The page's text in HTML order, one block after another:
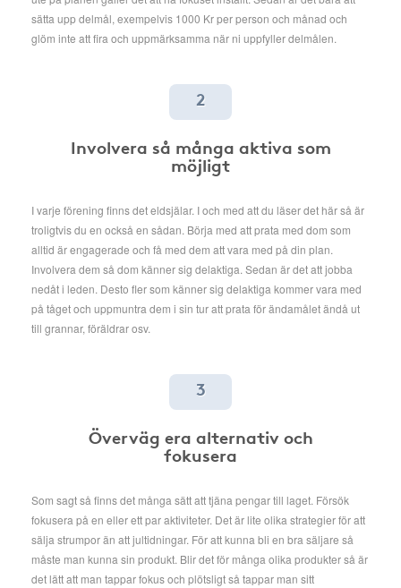
sätta upp delmål, exempelvis 1000 Kr per person och månad och
glöm inte att fira och uppmärksamma när ni uppfyller delmålen.
2
Involvera så många aktiva som
möjligt
I varje förening finns det eldsjälar. I och med att du läser det här så är
troligtvis du en också en sådan. Börja med att prata med dom som
alltid är engagerade och få med dem att vara med på din plan.
Involvera dem så dom känner sig delaktiga. Sedan är det att jobba
nedåt i leden. Desto fler som känner sig delaktiga kommer vara med
på tåget och uppmuntra dem i sin tur att prata för ändamålet ändå ut
till grannar, föräldrar osv.
3
Överväg era alternativ och
fokusera
Som sagt så finns det många sätt att tjäna pengar till laget. Försök
fokusera på en eller ett par aktiviteter. Det är lite olika strategier för att
sälja strumpor än att jultidningar. För att kunna bli en bra säljare så
måste man kunna sin produkt. Blir det för många olika produkter så är
det lätt att man tappar fokus och plötsligt så tappar man sitt